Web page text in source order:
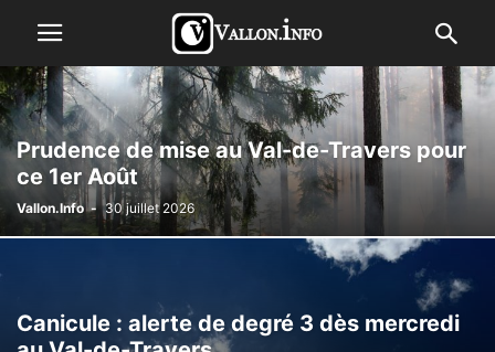
Prudence de mise au Val-de-Travers pour
ce 1er Août
Vallon.Info - 30 juillet 2026
Canicule : alerte de degré 3 dès mercredi